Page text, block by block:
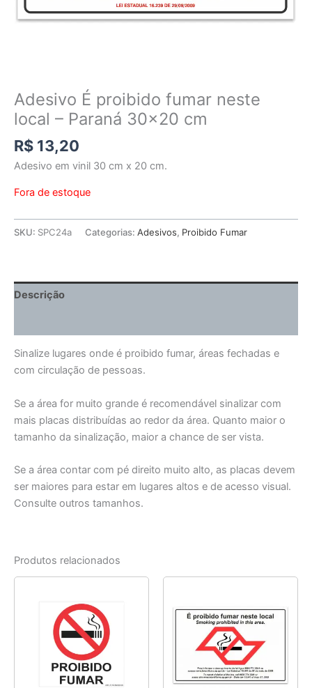
Adesivo É proibido fumar neste
local – Paraná 30×20 cm
R$ 13,20
Adesivo em vinil 30 cm x 20 cm.
Fora de estoque
SKU: SPC24a Categorias: Adesivos, Proibido Fumar
Descrição
Sinalize lugares onde é proibido fumar, áreas fechadas e
com circulação de pessoas.
Se a área for muito grande é recomendável sinalizar com
mais placas distribuídas ao redor da área. Quanto maior o
tamanho da sinalização, maior a chance de ser vista.
Se a área contar com pé direito muito alto, as placas devem
ser maiores para estar em lugares altos e de acesso visual.
Consulte outros tamanhos.
Produtos relacionados